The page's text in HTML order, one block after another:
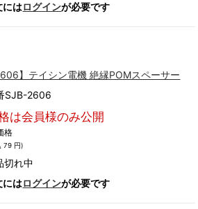
にはログインが必要です
】テイシン電機 絶縁POMスペーサー
SJB-2606
は会員様のみ公開
格
79 円)
切れ中
にはログインが必要です